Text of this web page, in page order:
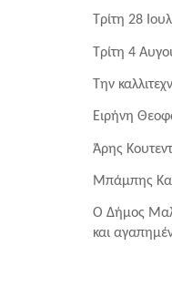
Τρίτη 28
Τρίτη 4
Την
Ειρήνη
Άρης
Μπάμπης
Ο Δήμος
και